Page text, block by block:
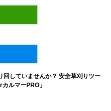
回していませんか？ 安全草刈りツー
ルマーPRO」